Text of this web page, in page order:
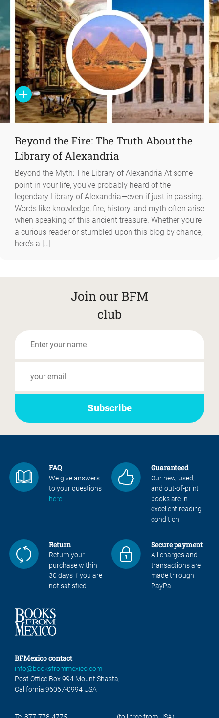
Beyond the Fire: The Truth About the
Library of Alexandria
Beyond the Myth: The Library of Alexandria At some
point in your life, you’ve probably heard of the
legendary Library of Alexandria—even if just in passing.
Words like knowledge, fire, history, and myth often arise
when speaking of this ancient treasure. Whether you’re
a curious reader or stumbled upon this blog by chance,
here’s a […]
Join our BFM
club
FAQ
We give answers
to your questions
here
Guaranteed
Our new, used,
and out-of-print
books are in
excellent reading
condition
Return
Return your
purchase within
30 days if you are
not satisfied
Secure payment
All charges and
transactions are
made through
PayPal
BFMexico contact
info@booksfrommexico.com
Post Office Box 994 Mount Shasta,
California 96067-0994 USA
Tel 877-778-4775 (toll-free from USA)